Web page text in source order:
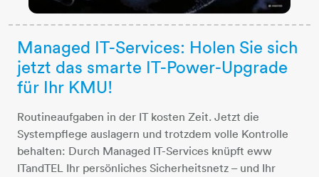
Managed IT-Services: Holen Sie sich
jetzt das smarte IT-Power-Upgrade
für Ihr KMU!
Routineaufgaben in der IT kosten Zeit. Jetzt die
Systempflege auslagern und trotzdem volle Kontrolle
behalten: Durch Managed IT-Services knüpft eww
ITandTEL Ihr persönliches Sicherheitsnetz – und Ihr